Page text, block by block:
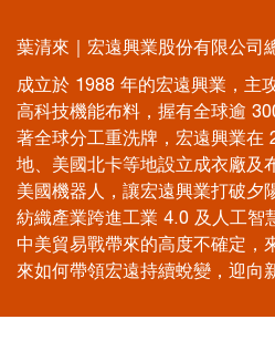
葉清來｜宏遠興業股份有限公司
成立於 1988 年的宏遠興業，主
高科技機能布料，握有全球逾
著全球分工重洗牌，宏遠興業在
地、美國北卡等地設立成衣廠及
美國機器人，讓宏遠興業打破夕
紡織產業跨進工業 4.0 及人工智
中美貿易戰帶來的高度不確定，
來如何帶領宏遠持續蛻變，迎向